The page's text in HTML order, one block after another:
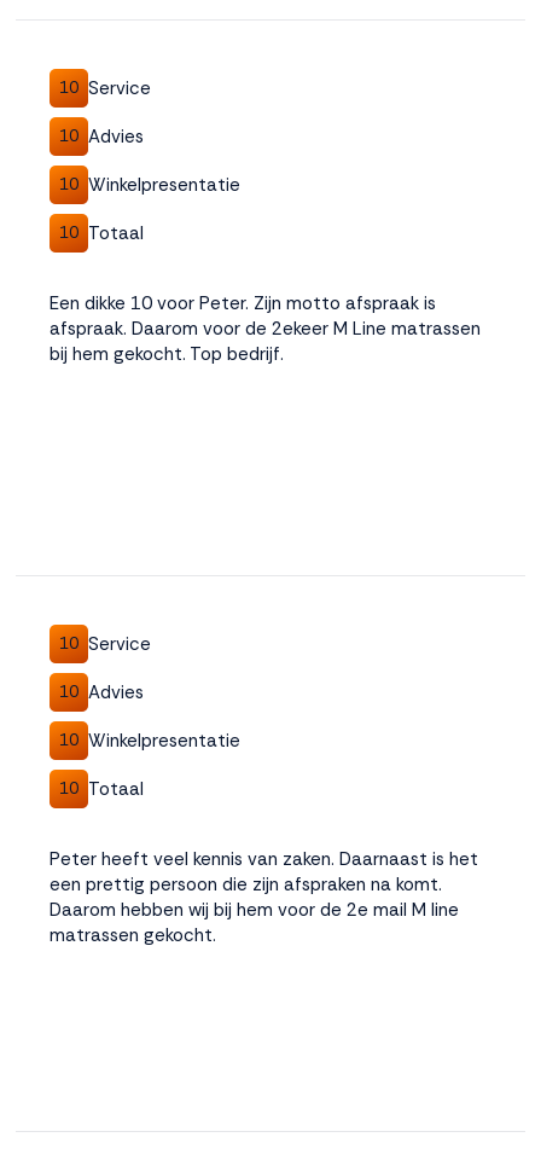
10 Service
10 Advies
10 Winkelpresentatie
10 Totaal
Een dikke 10 voor Peter. Zijn motto afspraak is
afspraak. Daarom voor de 2ekeer M Line matrassen
bij hem gekocht. Top bedrijf.
10 Service
10 Advies
10 Winkelpresentatie
10 Totaal
Peter heeft veel kennis van zaken. Daarnaast is het
een prettig persoon die zijn afspraken na komt.
Daarom hebben wij bij hem voor de 2e mail M line
matrassen gekocht.